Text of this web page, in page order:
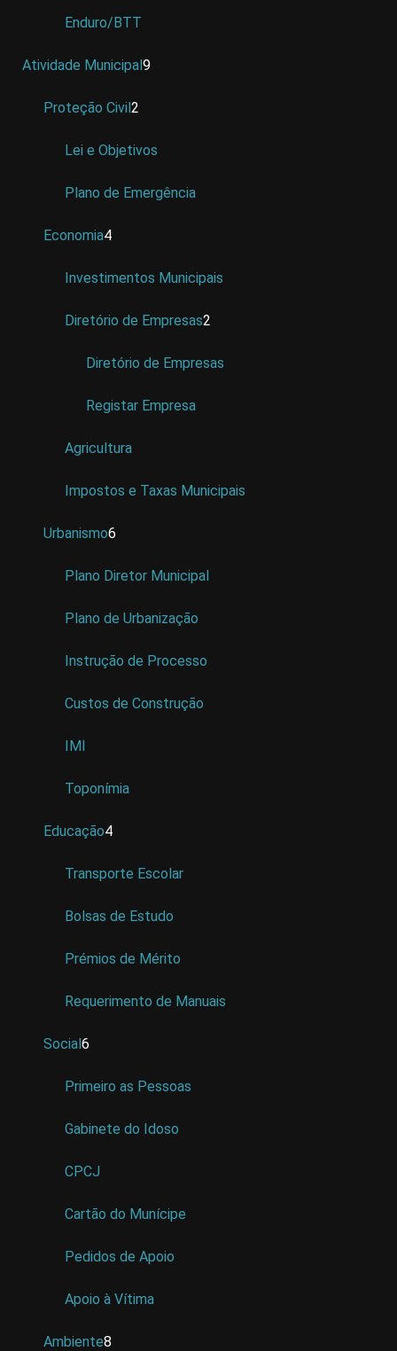
Enduro/BTT
Atividade Municipal9
Proteção Civil2
Lei e Objetivos
Plano de Emergência
Economia4
Investimentos Municipais
Diretório de Empresas2
Diretório de Empresas
Registar Empresa
Agricultura
Impostos e Taxas Municipais
Urbanismo6
Plano Diretor Municipal
Plano de Urbanização
Instrução de Processo
Custos de Construção
IMI
Toponímia
Educação4
Transporte Escolar
Bolsas de Estudo
Prémios de Mérito
Requerimento de Manuais
Social6
Primeiro as Pessoas
Gabinete do Idoso
CPCJ
Cartão do Munícipe
Pedidos de Apoio
Apoio à Vítima
Ambiente8